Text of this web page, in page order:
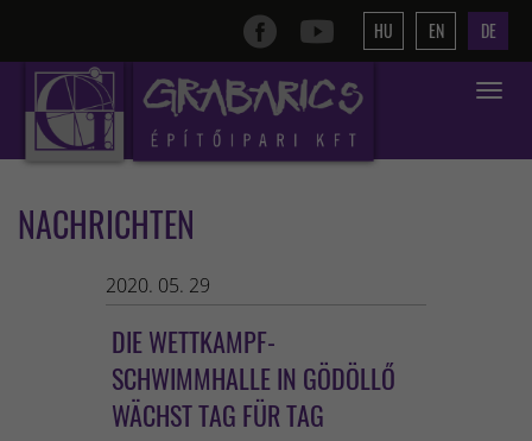
HU EN DE
Toggle
NACHRICHTEN
2020. 05. 29
DIE WETTKAMPF-
SCHWIMMHALLE IN GÖDÖLLŐ
WÄCHST TAG FÜR TAG